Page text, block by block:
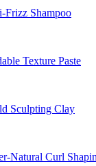
Shampoo
Texture Paste
Sculpting Clay
Natural Curl